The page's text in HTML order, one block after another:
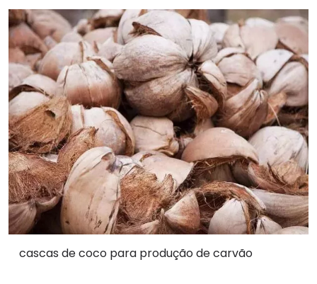
cascas de coco para produção de carvão